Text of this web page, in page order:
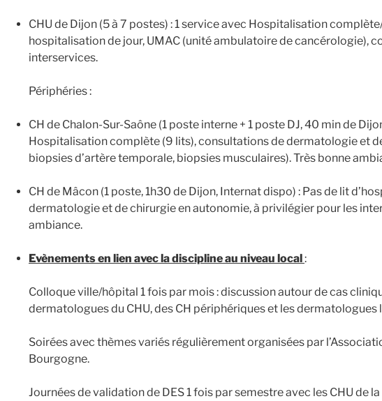
CHU de Dijon (5 à 7 postes) : 1 service avec Hospitalisation
hospitalisation de jour, UMAC (unité ambulatoire de cancérologie),
interservices.
Périphéries :
CH de Chalon-Sur-Saône (1 poste interne + 1 poste DJ, 40 min de
Hospitalisation complète (9 lits), consultations de dermatologie et
biopsies d’artère temporale, biopsies musculaires). Très bonne
CH de Mâcon (1 poste, 1h30 de Dijon, Internat dispo) : Pas de lit
dermatologie et de chirurgie en autonomie, à privilégier pour les
ambiance.
Evènements en lien avec la discipline au niveau local:
Colloque ville/hôpital 1 fois par mois : discussion autour de cas
dermatologues du CHU, des CH périphériques et les dermatologues
Soirées avec thèmes variés régulièrement organisées par
Bourgogne.
Journées de validation de DES 1 fois par semestre avec les CHU de